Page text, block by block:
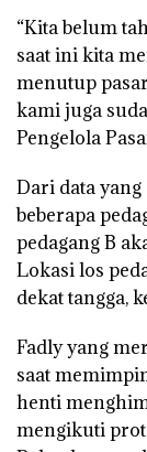
“Kita belum
saat ini kita
menutup
kami juga
Pengelola
Dari data
beberapa
pedagang B
Lokasi los
dekat tangga,
Fadly yang
saat
henti
mengikuti